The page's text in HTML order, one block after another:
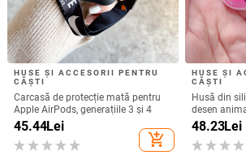
HUSE ȘI ACCESORII PENTRU
CĂȘTI
Carcasă de protecție mată pentru
Apple AirPods, generațiile 3 și 4
45.44Lei
add_shopping_cart
HUSE ȘI
CĂȘTI
Husă din
desen
48.23Lei